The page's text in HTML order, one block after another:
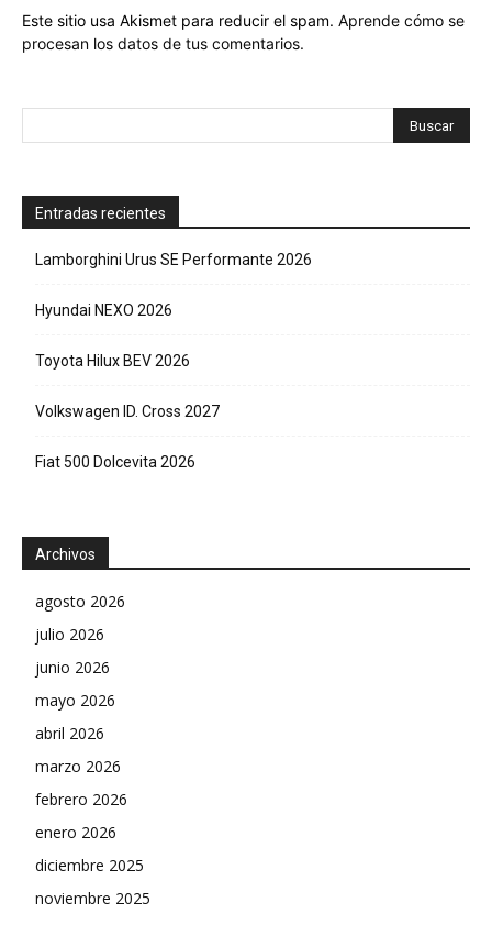
Este sitio usa Akismet para reducir el spam. Aprende cómo se
procesan los datos de tus comentarios.
Entradas recientes
Lamborghini Urus SE Performante 2026
Hyundai NEXO 2026
Toyota Hilux BEV 2026
Volkswagen ID. Cross 2027
Fiat 500 Dolcevita 2026
Archivos
agosto 2026
julio 2026
junio 2026
mayo 2026
abril 2026
marzo 2026
febrero 2026
enero 2026
diciembre 2025
noviembre 2025